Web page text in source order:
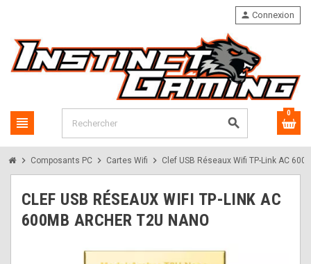
view_headline search
person Connexion
0
chevron_right Composants PC chevron_right Cartes Wifi chevron_right Clef USB Réseaux Wifi TP-Link AC
CLEF USB RÉSEAUX WIFI TP-LINK AC
600MB ARCHER T2U NANO